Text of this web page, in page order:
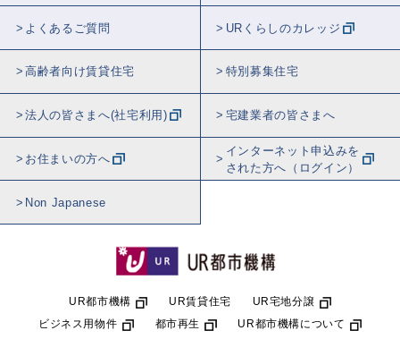
よくあるご質問 URくらしのカレッジ
高齢者向け賃貸住宅 特別募集住宅
法人の皆さまへ(社宅利用) 宅建業者の皆さまへ
お住まいの方へ
インターネット申込みを
された方へ（ログイン）
Non Japanese
UR都市機構 UR賃貸住宅
UR宅地分譲
ビジネス用物件
都市再生 UR都市機構について